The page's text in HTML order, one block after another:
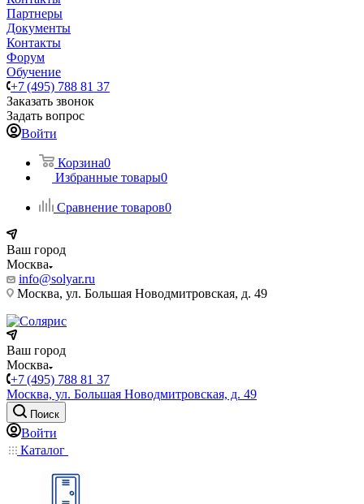
Партнеры
Документы
Контакты
Форум
Обучение
+7 (495) 788 81 37
Заказать звонок
Задать вопрос
Войти
Корзина0
Избранные товары0
Сравнение товаров0
Ваш город
Москва
info@solyar.ru
Москва, ул. Большая Новодмитровская, д. 49
Ваш город
Москва
+7 (495) 788 81 37
Москва, ул. Большая Новодмитровская, д. 49
Поиск
Войти
Каталог